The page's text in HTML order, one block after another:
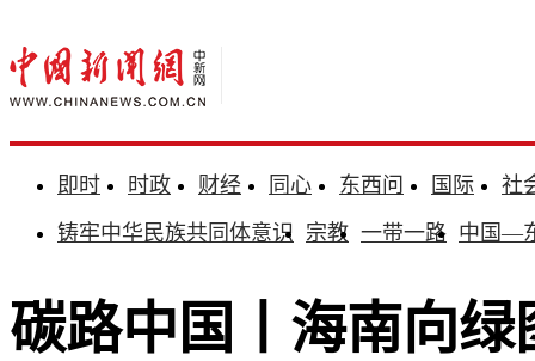
即时 时政 财经 同心 东西问 国际
社
铸牢中华民族共同体意识 宗教 一带一路 中国—
碳路中国丨海南向